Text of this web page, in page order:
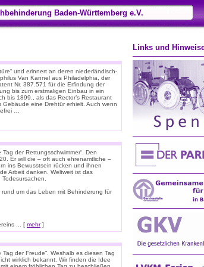
Baden-Württemberg e.V.
und erinnert an deren niederländisch-
Van Kannel aus Philadelphia, der
Nr. 387.571 für die Erfindung der
bis zum erstmaligen Einbau in ein
bis 1899., als das Rector’s Restaurant
Gebäude eine Drehtür erhielt. Auch wenn
…
der Rettungsschwimmer“. Den
Er will die – oft auch ehrenamtliche –
ins Bewusstsein rücken und ihnen
Arbeit danken. Weltweit ist das
um das Leben mit Behinderung für
... [ mehr]
der Freude“. Weshalb es diesen Tag
wirklich bekannt. Wir finden die Idee
Links und